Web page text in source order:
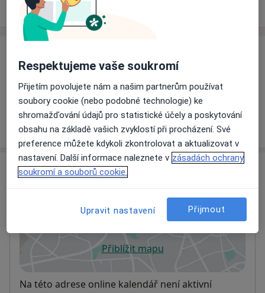
Ceník
Tento specialista ještě nepřidával žádné informace o
svých službách.
Adresa
Nemocnice s poliklinikou Havířov, p.o.
Dělnická 1132/24, Havířov736 01
Přiblížit mapuse otevře v nové záložce
Dostupnost
Na této adrese online kalendář není aktivní
Respektujeme vaše soukromí
Přijetím povolujete nám a našim partnerům používat
soubory cookie (nebo podobné technologie) ke
shromažďování údajů pro statistické účely a poskytování
obsahu na základě vašich zvyklostí při procházení. Své
preference můžete kdykoli zkontrolovat a aktualizovat v
nastavení. Další informace naleznete v zásadách ochrany
soukromí a souborů cookie.
Upravit nastavení Přijmout